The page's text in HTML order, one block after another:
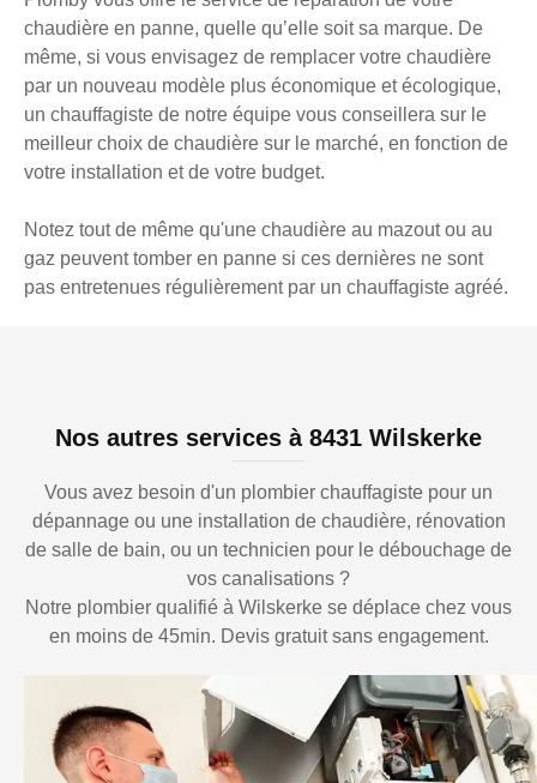
chaudière en panne, quelle qu’elle soit sa marque. De
même, si vous envisagez de remplacer votre chaudière
par un nouveau modèle plus économique et écologique,
un chauffagiste de notre équipe vous conseillera sur le
meilleur choix de chaudière sur le marché, en fonction de
votre installation et de votre budget.
Notez tout de même qu'une chaudière au mazout ou au
gaz peuvent tomber en panne si ces dernières ne sont
pas entretenues régulièrement par un chauffagiste agréé.
Nos autres services à 8431 Wilskerke
Vous avez besoin d'un plombier chauffagiste pour un
dépannage ou une installation de chaudière, rénovation
de salle de bain, ou un technicien pour le débouchage de
vos canalisations ?
Notre plombier qualifié à Wilskerke se déplace chez vous
en moins de 45min. Devis gratuit sans engagement.